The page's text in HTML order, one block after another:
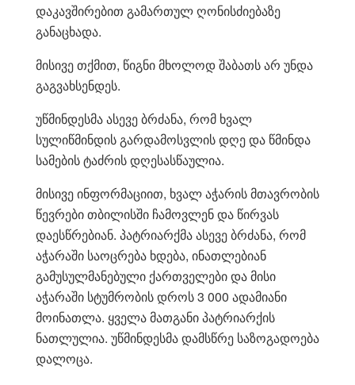
დაკავშირებით გამართულ ღონისძიებაზე
განაცხადა.
მისივე თქმით, წიგნი მხოლოდ შაბათს არ უნდა
გაგვახსენდეს.
უწმინდესმა ასევე ბრძანა, რომ ხვალ
სულიწმინდის გარდამოსვლის დღე და წმინდა
სამების ტაძრის დღესასწაულია.
მისივე ინფორმაციით, ხვალ აჭარის მთავრობის
წევრები თბილისში ჩამოვლენ და წირვას
დაესწრებიან. პატრიარქმა ასევე ბრძანა, რომ
აჭარაში საოცრება ხდება, ინათლებიან
გამუსულმანებული ქართველები და მისი
აჭარაში სტუმრობის დროს 3 000 ადამიანი
მოინათლა. ყველა მათგანი პატრიარქის
ნათლულია. უწმინდესმა დამსწრე საზოგადოება
დალოცა.